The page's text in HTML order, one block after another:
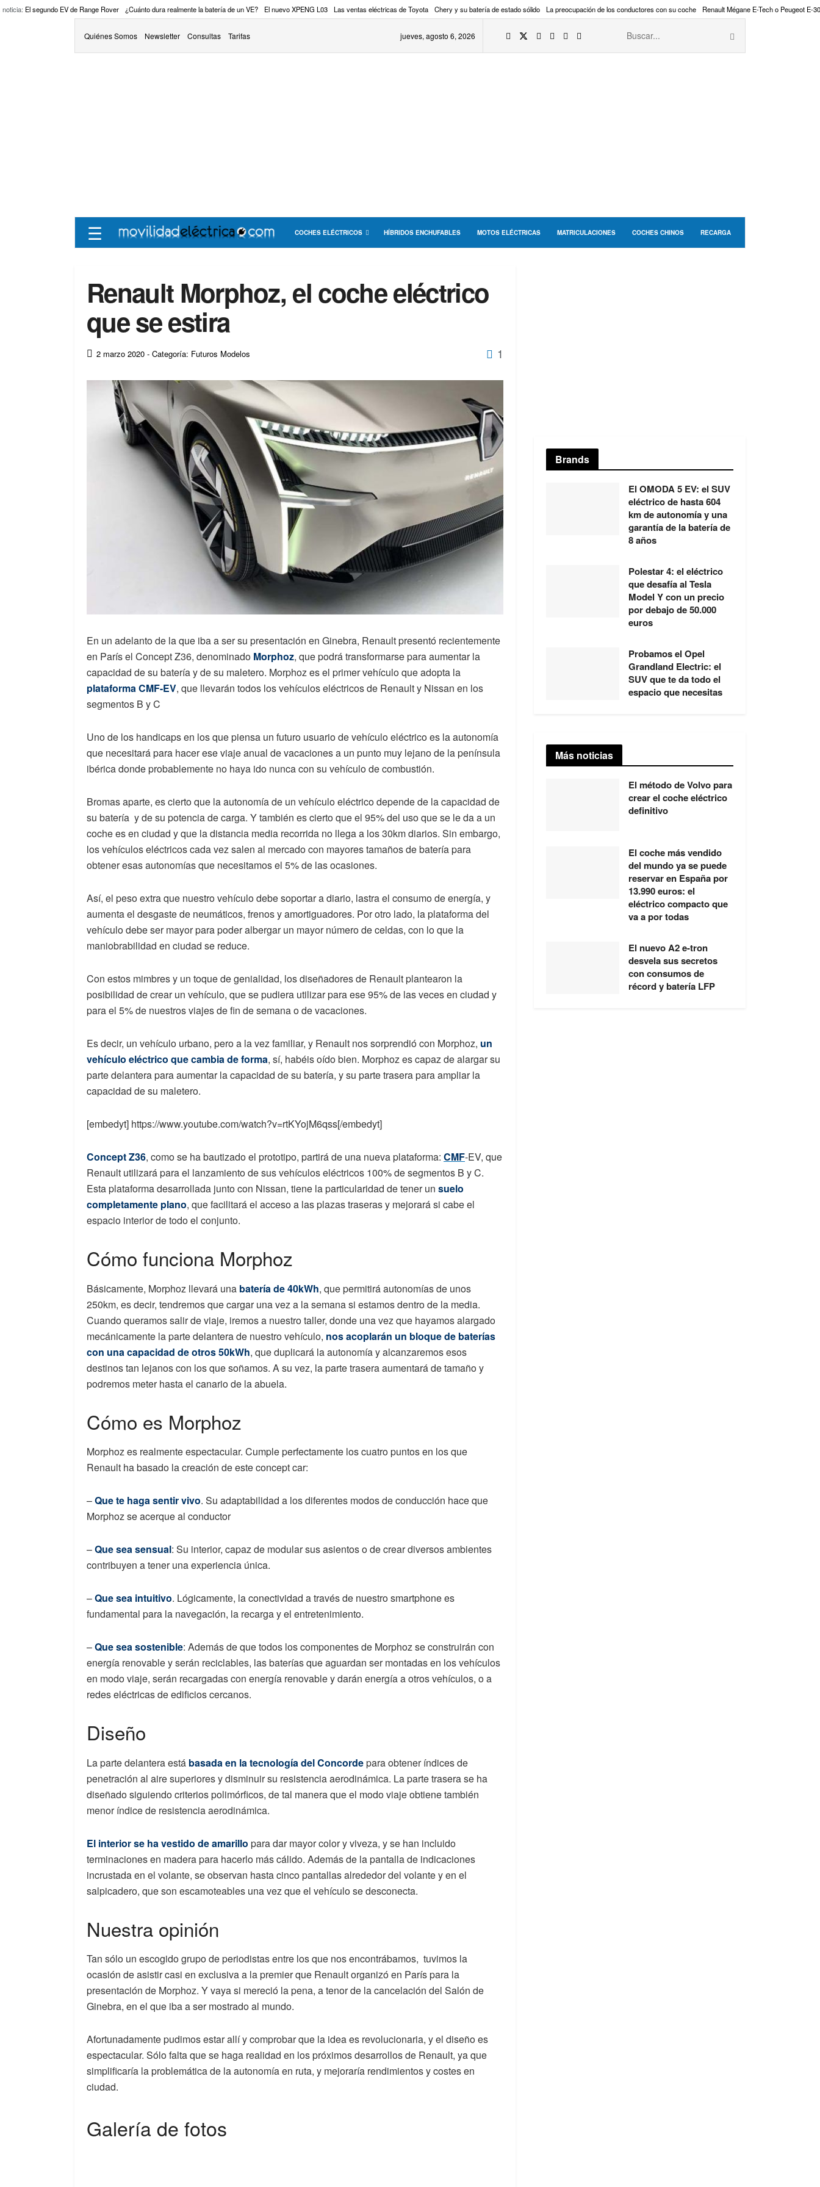
noticia: El segundo EV de Range Rover ¿Cuánto dura realmente la batería de un VE? El nuevo XPENG L03 Las ventas eléctricas de Toyota Chery y su batería de estado sólido La preocupación de los conductores con su coche Renault Mégane E-Tech o Peugeot E-
Quiénes Somos Newsletter Consultas Tarifas jueves, agosto 6, 2026
☰ COCHES ELÉCTRICOS HÍBRIDOS ENCHUFABLES MOTOS ELÉCTRICAS MATRICULACIONES COCHES CHINOS RECARGA
Renault Morphoz, el coche eléctrico
que se estira
2 marzo 2020 - Categoría: Futuros Modelos 1
En un adelanto de la que iba a ser su presentación en Ginebra, Renault presentó recientemente
en París el Concept Z36, denominado Morphoz, que podrá transformarse para aumentar la
capacidad de su batería y de su maletero. Morphoz es el primer vehículo que adopta la
plataforma CMF-EV, que llevarán todos los vehículos eléctricos de Renault y Nissan en los
segmentos B y C
Uno de los handicaps en los que piensa un futuro usuario de vehículo eléctrico es la autonomía
que necesitará para hacer ese viaje anual de vacaciones a un punto muy lejano de la península
ibérica donde probablemente no haya ido nunca con su vehículo de combustión.
Bromas aparte, es cierto que la autonomía de un vehículo eléctrico depende de la capacidad de
su batería y de su potencia de carga. Y también es cierto que el 95% del uso que se le da a un
coche es en ciudad y que la distancia media recorrida no llega a los 30km diarios. Sin embargo,
los vehículos eléctricos cada vez salen al mercado con mayores tamaños de batería para
obtener esas autonomías que necesitamos el 5% de las ocasiones.
Así, el peso extra que nuestro vehículo debe soportar a diario, lastra el consumo de energía, y
aumenta el desgaste de neumáticos, frenos y amortiguadores. Por otro lado, la plataforma del
vehículo debe ser mayor para poder albergar un mayor número de celdas, con lo que la
maniobrabilidad en ciudad se reduce.
Con estos mimbres y un toque de genialidad, los diseñadores de Renault plantearon la
posibilidad de crear un vehículo, que se pudiera utilizar para ese 95% de las veces en ciudad y
para el 5% de nuestros viajes de fin de semana o de vacaciones.
Es decir, un vehículo urbano, pero a la vez familiar, y Renault nos sorprendió con Morphoz, un
vehículo eléctrico que cambia de forma, sí, habéis oído bien. Morphoz es capaz de alargar su
parte delantera para aumentar la capacidad de su batería, y su parte trasera para ampliar la
capacidad de su maletero.
[embedyt] https://www.youtube.com/watch?v=rtKYojM6qss[/embedyt]
Concept Z36, como se ha bautizado el prototipo, partirá de una nueva plataforma: CMF-EV, que
Renault utilizará para el lanzamiento de sus vehículos eléctricos 100% de segmentos B y C.
Esta plataforma desarrollada junto con Nissan, tiene la particularidad de tener un suelo
completamente plano, que facilitará el acceso a las plazas traseras y mejorará si cabe el
espacio interior de todo el conjunto.
Cómo funciona Morphoz
Básicamente, Morphoz llevará una batería de 40kWh, que permitirá autonomías de unos
250km, es decir, tendremos que cargar una vez a la semana si estamos dentro de la media.
Cuando queramos salir de viaje, iremos a nuestro taller, donde una vez que hayamos alargado
mecánicamente la parte delantera de nuestro vehículo, nos acoplarán un bloque de baterías
con una capacidad de otros 50kWh, que duplicará la autonomía y alcanzaremos esos
destinos tan lejanos con los que soñamos. A su vez, la parte trasera aumentará de tamaño y
podremos meter hasta el canario de la abuela.
Cómo es Morphoz
Morphoz es realmente espectacular. Cumple perfectamente los cuatro puntos en los que
Renault ha basado la creación de este concept car:
–Que te haga sentir vivo. Su adaptabilidad a los diferentes modos de conducción hace que
Morphoz se acerque al conductor
–Que sea sensual: Su interior, capaz de modular sus asientos o de crear diversos ambientes
contribuyen a tener una experiencia única.
–Que sea intuitivo. Lógicamente, la conectividad a través de nuestro smartphone es
fundamental para la navegación, la recarga y el entretenimiento.
–Que sea sostenible: Además de que todos los componentes de Morphoz se construirán con
energía renovable y serán reciclables, las baterías que aguardan ser montadas en los vehículos
en modo viaje, serán recargadas con energía renovable y darán energía a otros vehículos, o a
redes eléctricas de edificios cercanos.
Diseño
La parte delantera está basada en la tecnología del Concordepara obtener índices de
penetración al aire superiores y disminuir su resistencia aerodinámica. La parte trasera se ha
diseñado siguiendo criterios polimórficos, de tal manera que el modo viaje obtiene también
menor índice de resistencia aerodinámica.
El interior se ha vestido de amarillo para dar mayor color y viveza, y se han incluido
terminaciones en madera para hacerlo más cálido. Además de la pantalla de indicaciones
incrustada en el volante, se observan hasta cinco pantallas alrededor del volante y en el
salpicadero, que son escamoteables una vez que el vehículo se desconecta.
Nuestra opinión
Tan sólo un escogido grupo de periodistas entre los que nos encontrábamos, tuvimos la
ocasión de asistir casi en exclusiva a la premier que Renault organizó en París para la
presentación de Morphoz. Y vaya si mereció la pena, a tenor de la cancelación del Salón de
Ginebra, en el que iba a ser mostrado al mundo.
Afortunadamente pudimos estar allí y comprobar que la idea es revolucionaria, y el diseño es
espectacular. Sólo falta que se haga realidad en los próximos desarrollos de Renault, ya que
simplificaría la problemática de la autonomía en ruta, y mejoraría rendimientos y costes en
ciudad.
Galería de fotos
Brands
El OMODA 5 EV: el SUV
eléctrico de hasta 604
km de autonomía y una
garantía de la batería de
8 años
Polestar 4: el eléctrico
que desafía al Tesla
Model Y con un precio
por debajo de 50.000
euros
Probamos el Opel
Grandland Electric: el
SUV que te da todo el
espacio que necesitas
Más noticias
El método de Volvo para
crear el coche eléctrico
definitivo
El coche más vendido
del mundo ya se puede
reservar en España por
13.990 euros: el
eléctrico compacto que
va a por todas
El nuevo A2 e-tron
desvela sus secretos
con consumos de
récord y batería LFP